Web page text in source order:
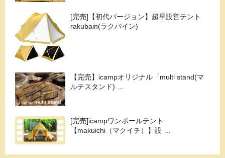
[完売]【初代バージョン】超早設営テント
rakubain(ラクバイン)
【完売】icampオリジナル「multi stand(マ
ルチスタンド) …
[完売]icampワンポールテント
【makuichi（マクイチ）】設 …